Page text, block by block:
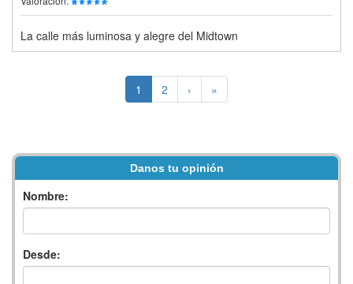
La calle más luminosa y alegre del Midtown
1 2 › »
Danos tu opinión
Nombre:
Desde: